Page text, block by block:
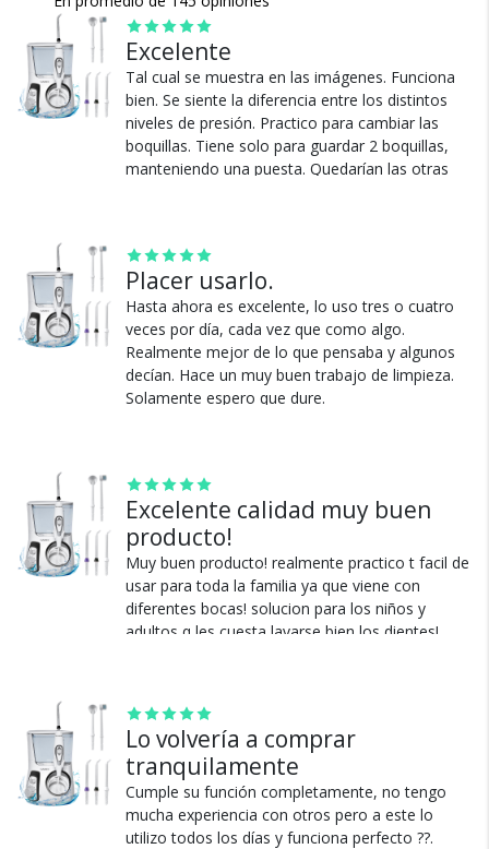
Excelente
Tal cual se muestra en las imágenes. Funciona
bien. Se siente la diferencia entre los distintos
niveles de presión. Practico para cambiar las
boquillas. Tiene solo para guardar 2 boquillas,
manteniendo una puesta. Quedarían las otras
Ver más
Placer usarlo.
Hasta ahora es excelente, lo uso tres o cuatro
veces por día, cada vez que como algo.
Realmente mejor de lo que pensaba y algunos
decían. Hace un muy buen trabajo de limpieza.
Solamente espero que dure.
Excelente calidad muy buen
producto!
Muy buen producto! realmente practico t facil de
usar para toda la familia ya que viene con
diferentes bocas! solucion para los niños y
adultos q les cuesta lavarse bien los dientes!.
Lo volvería a comprar
tranquilamente
Cumple su función completamente, no tengo
mucha experiencia con otros pero a este lo
utilizo todos los días y funciona perfecto ??.
Todos nuestros envíos
cuentan con seguro total.
Te damos 30 días de prueba.
Si no es lo que esperabas, te devolvemos tu
dinero.
¿Por qué estamos tan
seguros?
100% de calificaciones
positivas en MercadoLibre.
Más de 15.000 comentarios
positivos en todos nuestros
productos.
Seguro de cobertura en tus
envíos.